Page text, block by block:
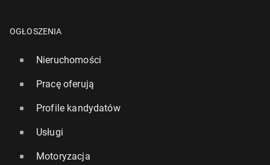
OGŁOSZENIA
Nieruchomości
Pracę oferują
Profile kandydatów
Usługi
Motoryzacja